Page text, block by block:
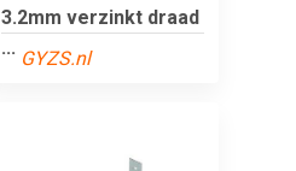
3.2mm verzinkt draad
... GYZS.nl